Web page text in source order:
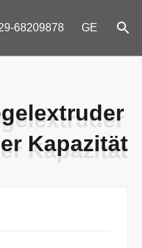
68209878 GE
Kapazität
Kapazität